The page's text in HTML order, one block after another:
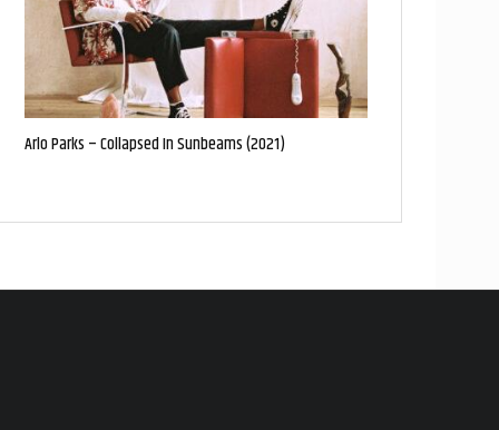
Arlo Parks – Collapsed In Sunbeams (2021)